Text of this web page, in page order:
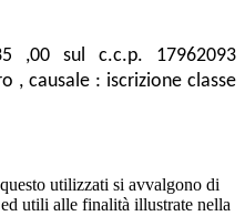
,00 sul c.c.p. 17962093
, causale : iscrizione classe
utilizzati si avvalgono di
utili alle finalità illustrate nella